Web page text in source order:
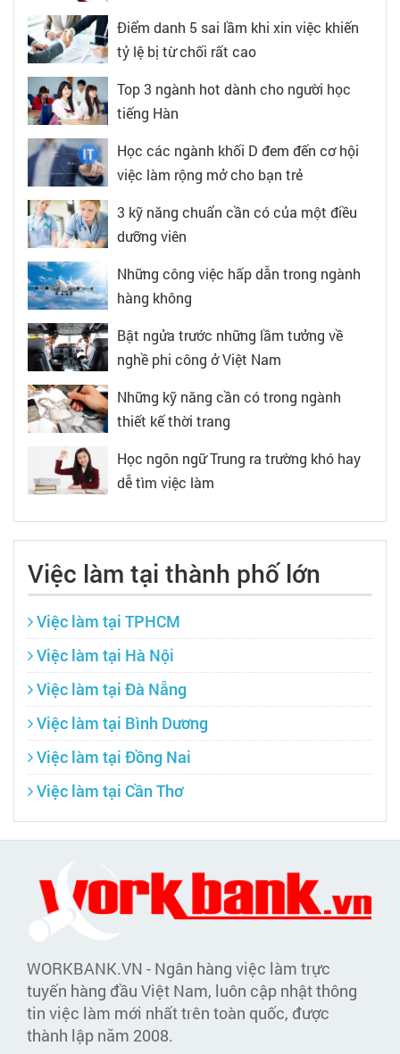
Điểm danh 5 sai lầm khi xin việc khiến
tỷ lệ bị từ chối rất cao
Top 3 ngành hot dành cho người học
tiếng Hàn
Học các ngành khối D đem đến cơ hội
việc làm rộng mở cho bạn trẻ
3 kỹ năng chuẩn cần có của một điều
dưỡng viên
Những công việc hấp dẫn trong ngành
hàng không
Bật ngửa trước những lầm tưởng về
nghề phi công ở Việt Nam
Những kỹ năng cần có trong ngành
thiết kế thời trang
Học ngôn ngữ Trung ra trường khó hay
dễ tìm việc làm
Việc làm tại thành phố lớn
Việc làm tại TPHCM
Việc làm tại Hà Nội
Việc làm tại Đà Nẵng
Việc làm tại Bình Dương
Việc làm tại Đồng Nai
Việc làm tại Cần Thơ
WORKBANK.VN - Ngân hàng việc làm trực
tuyến hàng đầu Việt Nam, luôn cập nhật thông
tin việc làm mới nhất trên toàn quốc, được
thành lập năm 2008.